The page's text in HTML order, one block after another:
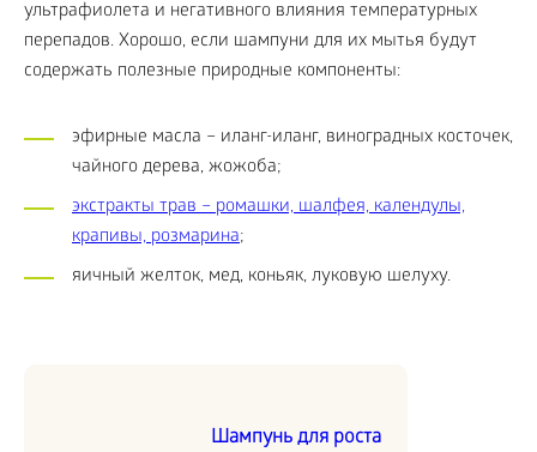
ультрафиолета и негативного влияния температурных
перепадов. Хорошо, если шампуни для их мытья будут
содержать полезные природные компоненты:
эфирные масла – иланг-иланг, виноградных косточек,
чайного дерева, жожоба;
экстракты трав – ромашки, шалфея, календулы,
крапивы, розмарина;
яичный желток, мед, коньяк, луковую шелуху.
Шампунь для роста